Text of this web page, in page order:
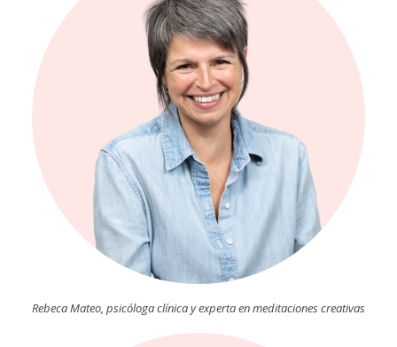
Rebeca Mateo, psicóloga clínica y experta en meditaciones creativas